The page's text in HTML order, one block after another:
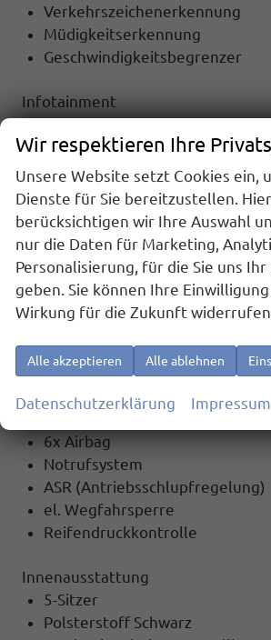
Verkehrszeichenerkennung
Müdigkeitserkennung
Geschwindigkeitsbegrenzer
Infotainment
NAVIGATIONSSYSTEM
RADIO
TOUCHSCREEN
Radiobedienung am Lenkrad
DAB
USB-Anschluss
Apple Car Play
Android Auto
Telefon
Bluetooth
Full Link
6x Airbag
Notrufsystem
ASR (Antriebsschlupfregelung)
el. Wegfahrsperre
Reifendruckkontrolle
Innenausstattung
5-Sitzer
Polsterstoff Schwarz
Wir respektieren Ihre
Unsere Website setzt Cookies ein,
Dienste für Sie bereitzustellen.
berücksichtigen wir Ihre Auswahl
nur die Daten für Marketing,
Personalisierung, für die Sie uns
geben. Sie können Ihre
Wirkung für die Zukunft widerrufen.
Alle akzeptieren Alle ablehnen
Datenschutzerklärung Impressum